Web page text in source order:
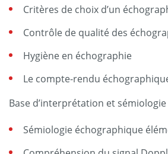
Critères de choix d’un
Contrôle de qualité des
Hygiène en échographie
Le compte-rendu
Base d’interprétation et
Sémiologie échographique